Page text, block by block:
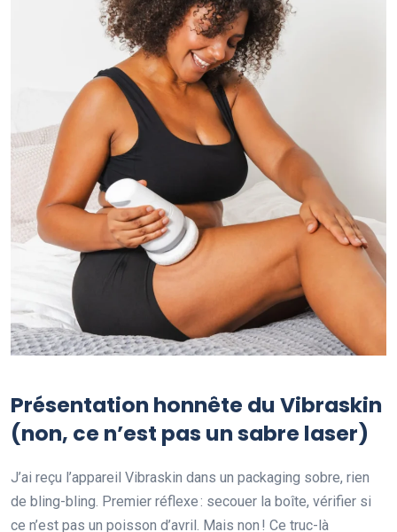
Présentation honnête du Vibraskin
(non, ce n’est pas un sabre laser)
J’ai reçu l’appareil Vibraskin dans un packaging sobre, rien
de bling-bling. Premier réflexe : secouer la boîte, vérifier si
ce n’est pas un poisson d’avril. Mais non ! Ce truc-là